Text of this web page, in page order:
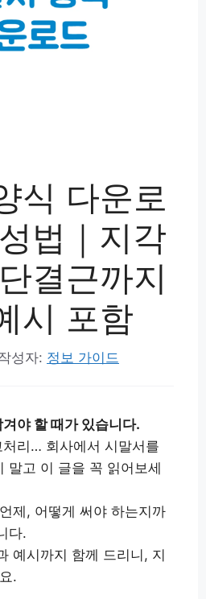
식 다운로
법｜지각
결근까지
시 포함
성자: 정보 가이드
야 할 때가 있습니다.
리… 회사에서 시말서를
말고 이 글을 꼭 읽어보세
제, 어떻게 써야 하는지까
다.
예시까지 함께 드리니, 지
.